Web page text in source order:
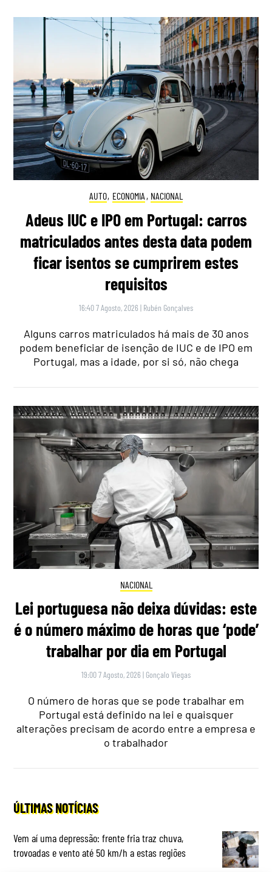
AUTO, ECONOMIA , NACIONAL
Adeus IUC e IPO em Portugal: carros
matriculados antes desta data podem
ficar isentos se cumprirem estes
requisitos
16:40 7 Agosto, 2026 | Rubén Gonçalves
Alguns carros matriculados há mais de 30 anos
podem beneficiar de isenção de IUC e de IPO em
Portugal, mas a idade, por si só, não chega
NACIONAL
Lei portuguesa não deixa dúvidas: este
é o número máximo de horas que ‘pode’
trabalhar por dia em Portugal
19:00 7 Agosto, 2026 | Gonçalo Viegas
O número de horas que se pode trabalhar em
Portugal está definido na lei e quaisquer
alterações precisam de acordo entre a empresa e
o trabalhador
ÚLTIMAS NOTÍCIAS
Vem aí uma depressão: frente fria traz chuva,
trovoadas e vento até 50 km/h a estas regiões